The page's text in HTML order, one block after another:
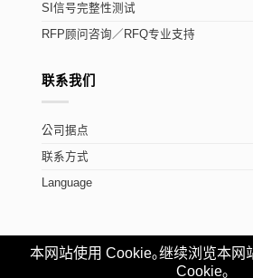
SI信号完整性测试
RFP顾问咨询／RFQ专业支持
联系我们
公司据点
联系方式
Language
Copyright ©Allion Labs, Inc.
本网站使用 Cookie｡继续浏览本网
Cookie｡